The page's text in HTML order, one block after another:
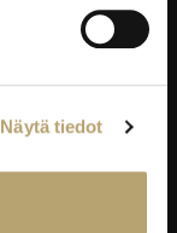
Näytä tiedot